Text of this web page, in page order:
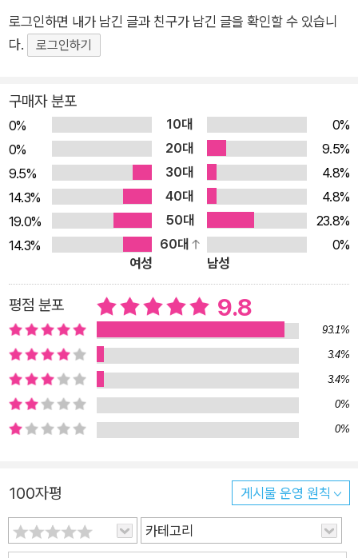
즈(The Chronicles of Brother Cadfael)’는 놀라운 상상력과
치밀한 구성, 생생한 캐릭터, 선과 악, 삶과 죽음, 신과 인간 등 인
간사 최고 난제에 대한 깊이 있는 철학이 깃든 역사추리소설의 클
사 시리즈’ 완간 30주년 기념 전면 개정판! 역사와 미스터리, 인
간적 고뇌가 어우러진 역사추리소설 중세의 어둠 속 인간의 심연
을 다루는 지적인 미스터리 “매번 자신 있게 추천하는 역사추리
소설. 이 놀라운 이야기에 대해 말할 때 한없이 행복하다.” _정세
랑(소설가) 역사와 미스터리, 인간적 고뇌가 어우러진 역사추리
소설의 고전, 캐드펠 수사 시리즈의 한국어판 개정판이 전권(21
종) 출간됐다. 시리즈 원작 완간 30년을 기념한 이번 개정판에는,
스무 권의 장편소설에 더해 국내 초역 단편소설집인 『특이한 베
네딕토회』가 추가로 포함됐다. 엘리스 피터스(Ellis Peters)의
‘캐드펠 수사 시리즈(The Chronicles of Brother Cadfael)’는
12세기 중세 잉글랜드를 배경으로 펼쳐지는 역사추리소설로, 슈
루즈베리 수도원의 캐드펠 수사가 세상과 인간에 대한 깊은 이해
와 통찰을 바탕으로 살인 사건을 하나씩 풀어나가는 추리소설 시
리즈이다. 12세기 중세로 시간 여행을 하는 듯 생생한 몰입감을
경험하게 해주는, 세대와 언어를 뛰어넘는 역사추리소설의 마스
죄부터, 당대 사람들의 종교적 신념, 내전을 둘러싼 피비린내 나
는 권력 다툼까지, 중세 유럽의 사회적 배경과 정치적 갈등을 손
에 잡힐 듯 섬세하게 그려낸다. 고도의 지적 게임 같은 살인 미스
터리의 성격을 지녔으면서도, 중세 시대의 복잡한 사회 구조와 인
로그인하면 내가 남긴 글과 친구가 남긴 글을 확인할 수 있습니
다.
로그인하기
구매자 분포
0% 10대
0%
0%
20대
9.5%
9.5%
30대
4.8%
14.3%
40대
4.8%
19.0%
50대
23.8%
14.3%
60대
0%
여성
남성
평점 분포 9.8
93.1%
3.4%
3.4%
0%
0%
100자평 게시물 운영 원칙
카테고리